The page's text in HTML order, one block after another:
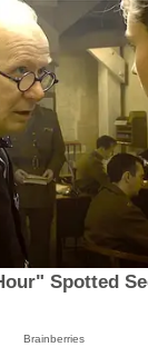
Spotted
Brainberries